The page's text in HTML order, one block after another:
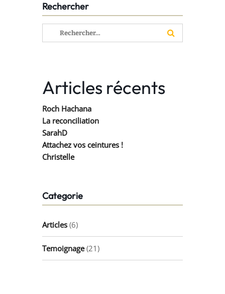
Rechercher
Rechercher :
Articles récents
Roch Hachana
La reconciliation
SarahD
Attachez vos ceintures !
Christelle
Categorie
Articles (6)
Temoignage(21)